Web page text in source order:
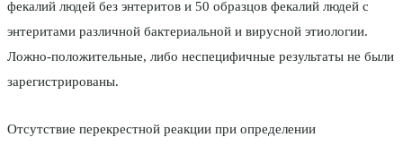
фекалий людей без энтеритов и 50 образцов фекалий людей с
энтеритами различной бактериальной и вирусной этиологии.
Ложно-положительные, либо неспецифичные результаты не были
зарегистрированы.
Отсутствие перекрестной реакции при определении